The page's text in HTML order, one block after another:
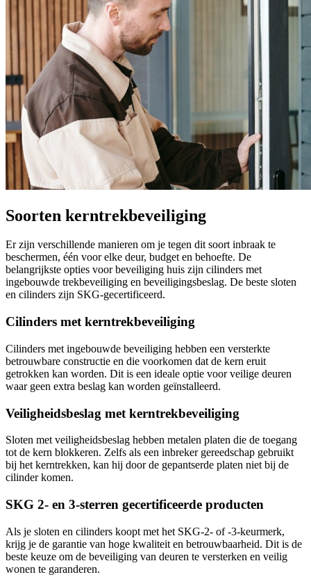
Soorten kerntrekbeveiliging
Er zijn verschillende manieren om je tegen dit soort inbraak te
beschermen, één voor elke deur, budget en behoefte. De
belangrijkste opties voor beveiliging huis zijn cilinders met
ingebouwde trekbeveiliging en beveiligingsbeslag. De beste sloten
en cilinders zijn SKG-gecertificeerd.
Cilinders met kerntrekbeveiliging
Cilinders met ingebouwde beveiliging hebben een versterkte
betrouwbare constructie en die voorkomen dat de kern eruit
getrokken kan worden. Dit is een ideale optie voor veilige deuren
waar geen extra beslag kan worden geïnstalleerd.
Veiligheidsbeslag met kerntrekbeveiliging
Sloten met veiligheidsbeslag hebben metalen platen die de toegang
tot de kern blokkeren. Zelfs als een inbreker gereedschap gebruikt
bij het kerntrekken, kan hij door de gepantserde platen niet bij de
cilinder komen.
SKG 2- en 3-sterren gecertificeerde producten
Als je sloten en cilinders koopt met het SKG-2- of -3-keurmerk,
krijg je de garantie van hoge kwaliteit en betrouwbaarheid. Dit is de
beste keuze om de beveiliging van deuren te versterken en veilig
wonen te garanderen.